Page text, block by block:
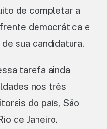
de completar a
democrática e
sua candidatura.
tarefa ainda
nos três
do país, São
de Janeiro.